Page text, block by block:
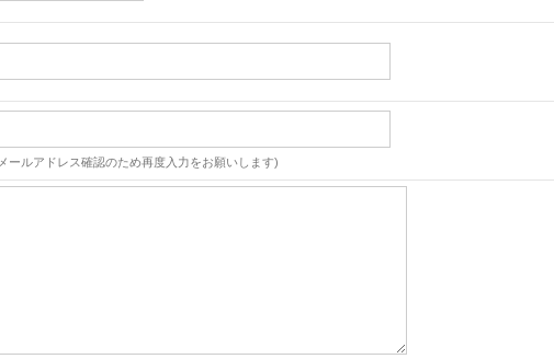
メールアドレス確認のため再度入力をお願いします)